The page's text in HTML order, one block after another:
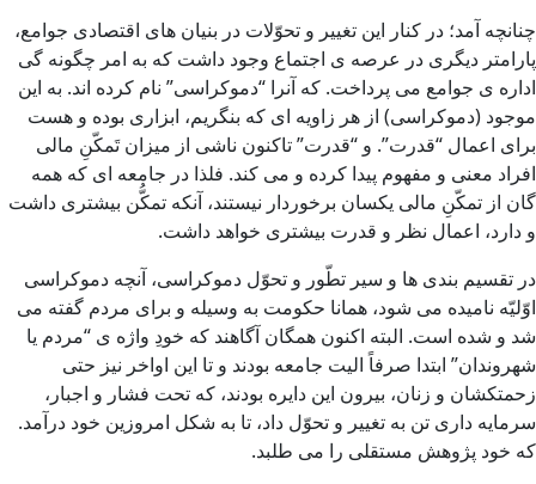
چنانچه آمد؛ در کنار این تغییر و تحوّلات در بنیان های اقتصادی جوامع،
پارامتر دیگری در عرصه ی اجتماع وجود داشت که به امر چگونه گی
اداره ی جوامع می پرداخت. که آنرا “دموکراسی” نام کرده اند. به این
موجود (دموکراسی) از هر زاویه ای که بنگریم، ابزاری بوده و هست
برای اعمال “قدرت”. و “قدرت” تاکنون ناشی از میزان تَمکّنِ مالی
افراد معنی و مفهوم پیدا کرده و می کند. فلذا در جامعه ای که همه
گان از تمکّنِ مالی یکسان برخوردار نیستند، آنکه تمکُّن بیشتری داشت
و دارد، اعمال نظر و قدرت بیشتری خواهد داشت.
در تقسیم بندی ها و سیر تطّور و تحوّل دموکراسی، آنچه دموکراسی
اوّلیّه نامیده می شود، همانا حکومت به وسیله و برای مردم گفته می
شد و شده است. البته اکنون همگان آگاهند که خودِ واژه ی “مردم یا
شهروندان” ابتدا صرفاً الیت جامعه بودند و تا این اواخر نیز حتی
زحمتکشان و زنان، بیرون این دایره بودند، که تحت فشار و اجبار،
سرمایه داری تن به تغییر و تحوّل داد، تا به شکل امروزین خود درآمد.
که خود پژوهش مستقلی را می طلبد.